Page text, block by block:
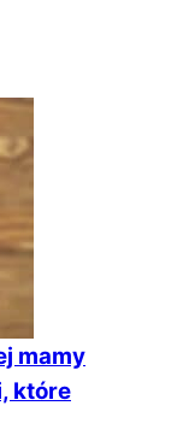
mamy
które